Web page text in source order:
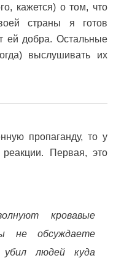
кажется) о том, что
страны я готов
ей добра. Остальные
выслушивать их
пропаганду, то у
Первая, это
кровавые
не обсуждаете
убил людей куда